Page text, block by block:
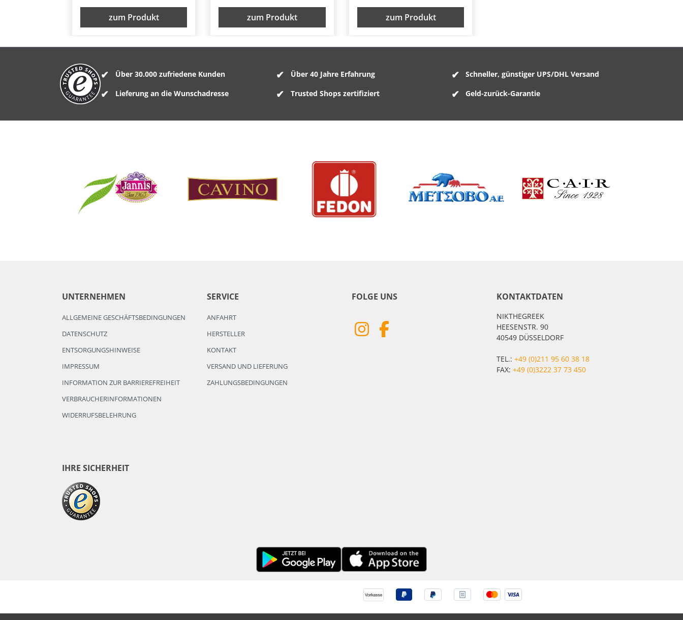
zum Produkt zum Produkt zum Produkt
Über 30.000 zufriedene Kunden Über 40 Jahre Erfahrung Schneller, günstiger UPS/DHL Versand
Lieferung an die Wunschadresse Trusted Shops zertifiziert Geld-zurück-Garantie
UNTERNEHMEN
ALLGEMEINE GESCHÄFTSBEDINGUNGEN
DATENSCHUTZ
ENTSORGUNGSHINWEISE
IMPRESSUM
INFORMATION ZUR BARRIEREFREIHEIT
VERBRAUCHERINFORMATIONEN
WIDERRUFSBELEHRUNG
SERVICE
ANFAHRT
HERSTELLER
KONTAKT
VERSAND UND LIEFERUNG
ZAHLUNGSBEDINGUNGEN
FOLGE UNS KONTAKTDATEN
NIKTHEGREEK
HEESENSTR. 90
40549 DÜSSELDORF
TEL.: +49 (0)211 95 60 38 18
FAX: +49 (0)3222 37 73 450
IHRE SICHERHEIT